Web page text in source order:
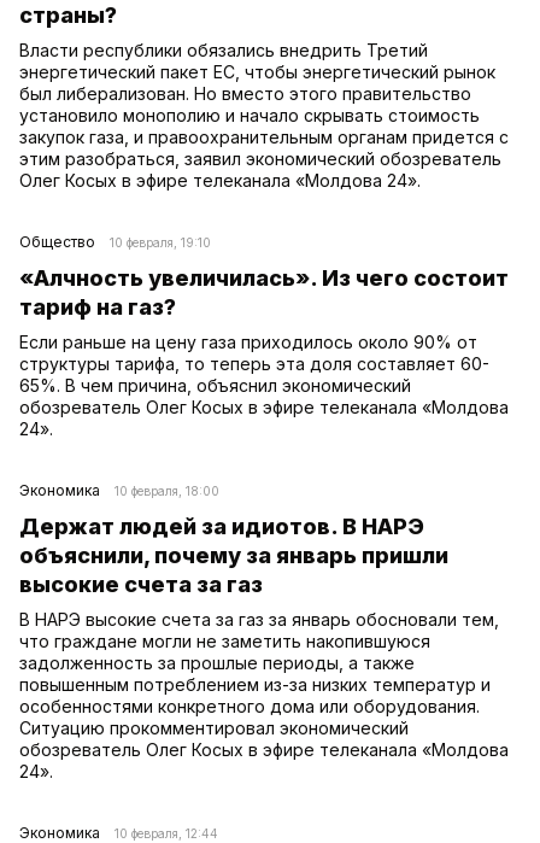
страны?
Власти республики обязались внедрить Третий
энергетический пакет ЕС, чтобы энергетический рынок
был либерализован. Но вместо этого правительство
установило монополию и начало скрывать стоимость
закупок газа, и правоохранительным органам придется с
этим разобраться, заявил экономический обозреватель
Олег Косых в эфире телеканала «Молдова 24».
Общество 10 февраля, 19:10
«Алчность увеличилась». Из чего состоит
тариф на газ?
Если раньше на цену газа приходилось около 90% от
структуры тарифа, то теперь эта доля составляет 60-
65%. В чем причина, объяснил экономический
обозреватель Олег Косых в эфире телеканала «Молдова
24».
Экономика 10 февраля, 18:00
Держат людей за идиотов. В НАРЭ
объяснили, почему за январь пришли
высокие счета за газ
В НАРЭ высокие счета за газ за январь обосновали тем,
что граждане могли не заметить накопившуюся
задолженность за прошлые периоды, а также
повышенным потреблением из-за низких температур и
особенностями конкретного дома или оборудования.
Ситуацию прокомментировал экономический
обозреватель Олег Косых в эфире телеканала «Молдова
24».
Экономика 10 февраля, 12:44